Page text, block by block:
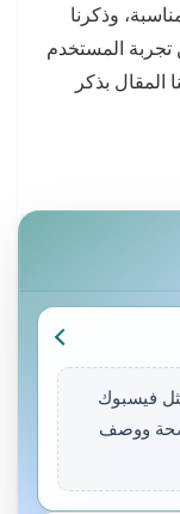
وذكرنا
تجربة المستخدم
المقال بذكر
فيسبوك
ووصف